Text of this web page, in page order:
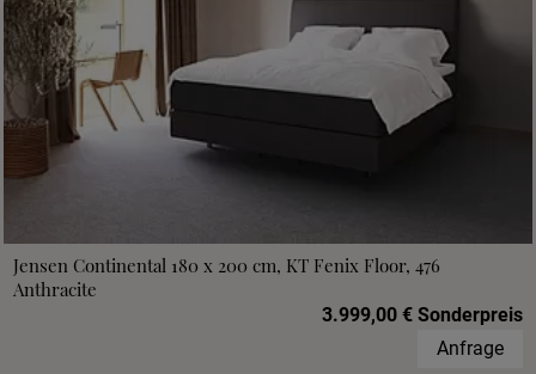
Jensen Continental 180 x 200 cm, KT Fenix Floor, 476
Anthracite
3.999,00 € Sonderpreis
Anfrage